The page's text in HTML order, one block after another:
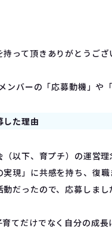
って頂きありがとうござ
ンバーの「応募動機」や
た理由
以下、育プチ）の運営
実現」に共感を持ち、復
だったので、応募しまし
てだけでなく自分の成